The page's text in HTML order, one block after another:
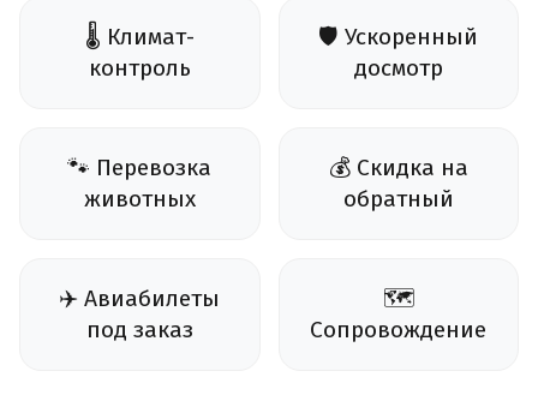
🌡️ Климат-
контроль
🛡️ Ускоренный
досмотр
🐾 Перевозка
животных
💰 Скидка на
обратный
✈️ Авиабилеты
под заказ
🗺️
Сопровождение